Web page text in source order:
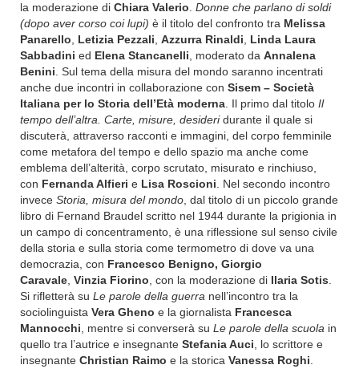
la moderazione di Chiara Valerio Donne che parlano di soldi
(dopo aver corso coi lupi) è il titolo del confronto tra Melissa
Panarello
Letizia Pezzali Azzurra Rinaldi
Linda Laura
Sabbadini ed Elena Stancanelli , moderato da Annalena
Benini . Sul tema della misura del mondo saranno incentrati
anche due incontri in collaborazione con Sisem – Società
Italiana per lo Storia dell’Età moderna . Il primo dal titolo Il
tempo dell’altra. Carte, misure, desideri durante il quale si
discuterà, attraverso racconti e immagini, del corpo femminile
come metafora del tempo e dello spazio ma anche come
emblema dell’alterità, corpo scrutato, misurato e rinchiuso,
con Fernanda Alfieri e Lisa Roscioni . Nel secondo incontro
invece Storia, misura del mondo , dal titolo di un piccolo grande
libro di Fernand Braudel scritto nel 1944 durante la prigionia in
un campo di concentramento, è una riflessione sul senso civile
della storia e sulla storia come termometro di dove va una
democrazia, con Francesco Benigno, Giorgio
Caravale Vinzia Fiorino , con la moderazione di Ilaria Sotis
Si rifletterà su Le parole della guerra nell’incontro tra la
sociolinguista Vera Gheno e la giornalista Francesca
Mannocchi , mentre si converserà su Le parole della scuola in
quello tra l’autrice e insegnante Stefania Auci , lo scrittore e
insegnante Christian Raimo e la storica Vanessa Roghi